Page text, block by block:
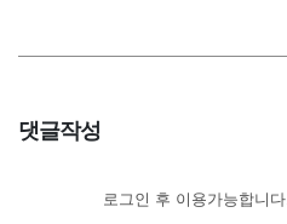
댓글작성
로그인 후 이용가능합니다.